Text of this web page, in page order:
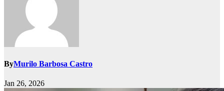
ByMurilo Barbosa Castro
Jan 26, 2026